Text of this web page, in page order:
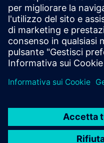
axele.be
Prerequisiti